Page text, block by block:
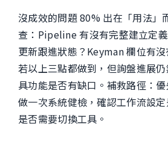
沒成效的問題 80% 出在「用法」
查：Pipeline 有沒有完整建立定
更新跟進狀態？Keyman 欄位有
若以上三點都做到，但詢盤進展
具功能是否有缺口。補救路徑：
做一次系統健檢，確認工作流設
是否需要切換工具。